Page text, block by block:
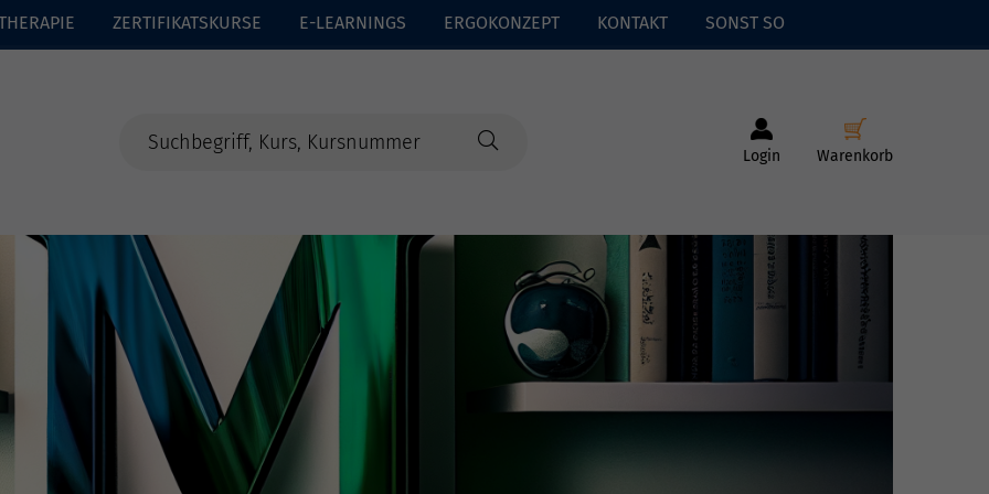
ZERTIFIKATSKURSE E-LEARNINGS ERGOKONZEPT KONTAKT SONST SO
Login Warenkorb